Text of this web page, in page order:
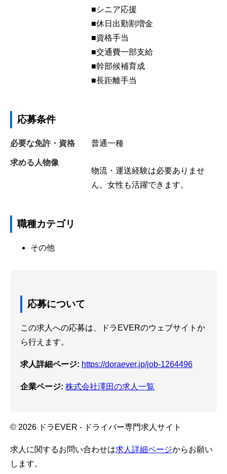
■シニア応援
■休日出勤割増金
■資格手当
■交通費一部支給
■幹部候補育成
■長距離手当
応募条件
必要な免許・資格 普通一種
求める人物像
物流・運送経験は必要ありませ
ん。女性も活躍できます。
職種カテゴリ
その他
応募について
この求人への応募は、ドラEVERのウェブサイトか
ら行えます。
求人詳細ページ: https://doraever.jp/job-1264496
企業ページ: 株式会社澤田の求人一覧
© 2026 ドラEVER - ドライバー専門求人サイト
求人に関するお問い合わせは求人詳細ページからお願い
します。